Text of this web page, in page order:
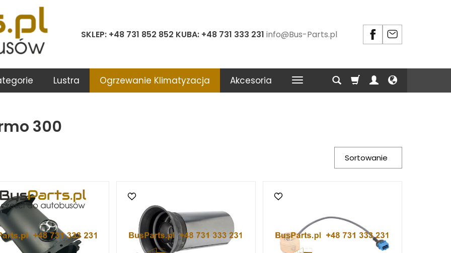
SKLEP: +48 731 852 852 KUBA: +48 731 333 231 info@Bus-Parts.pl
Lustra Ogrzewanie Klimatyzacja Akcesoria
300
Sortowanie